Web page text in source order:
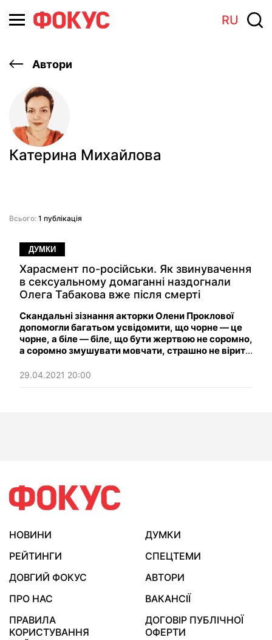
RU
Автори
Катерина Михайлова
Всього: 1 публікація
ДУМКИ
Харасмент по-російськи. Як звинувачення
в сексуальному домаганні наздогнали
Олега Табакова вже після смерті
Скандальні зізнання акторки Олени Проклової
допомогли багатьом усвідомити, що чорне — це
чорне, а біле — біле, що бути жертвою не соромно,
а соромно змушувати мовчати, страшно не вірити
про секс.
29.04.2021 20:00
НОВИНИ
ДУМКИ
РЕЙТИНГИ
СПЕЦТЕМИ
ДОВГИЙ ФОКУС
АВТОРИ
ПРО НАС
ВАКАНСІЇ
ПРАВИЛА
КОРИСТУВАННЯ
ДОГОВІР ПУБЛІЧНОЇ
ОФЕРТИ